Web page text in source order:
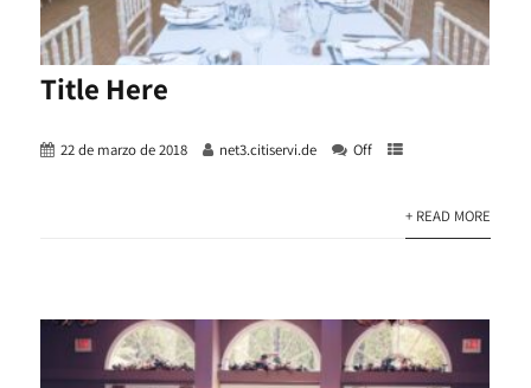
Title Here
22 de marzo de 2018 net3.citiservi.de Off
+ READ MORE